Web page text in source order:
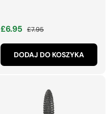
Cena wyprzedaży
£6.95 Normalna cena
£7.95
DODAJ DO KOSZYKA